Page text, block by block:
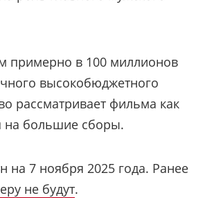
примерно в 100 миллионов
высокобюджетного
рассматривает фильма как
на большие сборы.
на 7 ноября 2025 года. Ранее
не будут.